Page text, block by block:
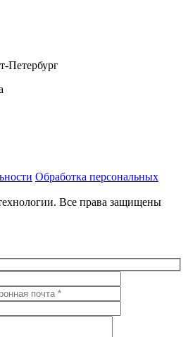
Петербург
Обработка персональных
Все права защищены